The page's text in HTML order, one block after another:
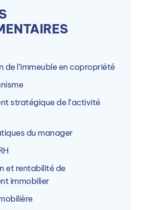
de l’immeuble en copropriété
stratégique de l’activité
du manager
et rentabilité de
immobilier
(80)
80000 Amiens, France
le campus